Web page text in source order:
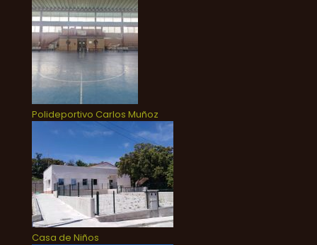
Polideportivo Carlos Muñoz
Casa de Niños